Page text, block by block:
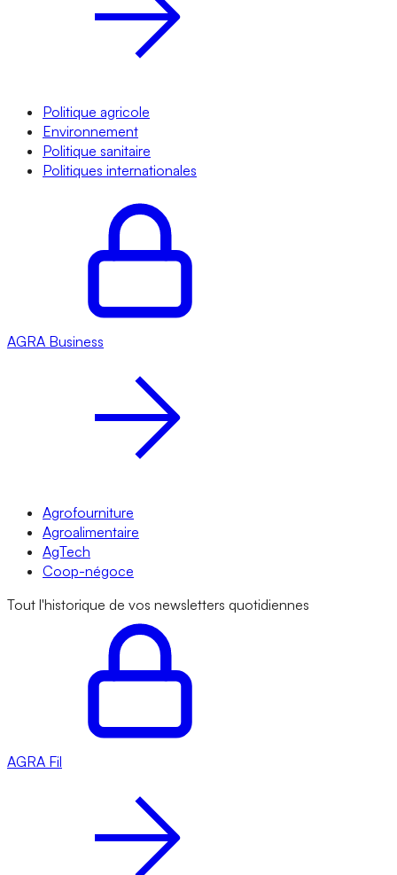
Politique agricole
Environnement
Politique sanitaire
Politiques internationales
AGRA Business
Agrofourniture
Agroalimentaire
AgTech
Coop-négoce
Tout l'historique de vos newsletters quotidiennes
AGRA Fil